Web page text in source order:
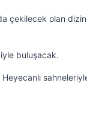
çekilecek olan
buluşacak.